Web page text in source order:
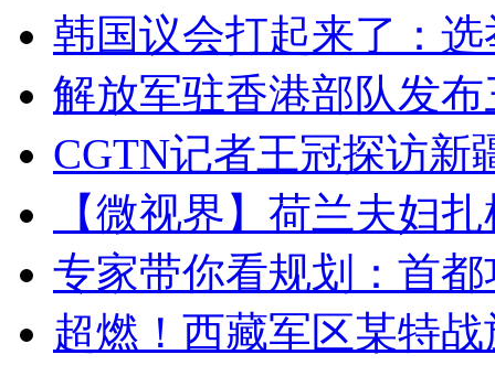
韩国议会打起来了：
解放军驻香港部队发
CGTN记者王冠探访新
【微视界】荷兰夫妇
专家带你看规划：首
超燃！西藏军区某特